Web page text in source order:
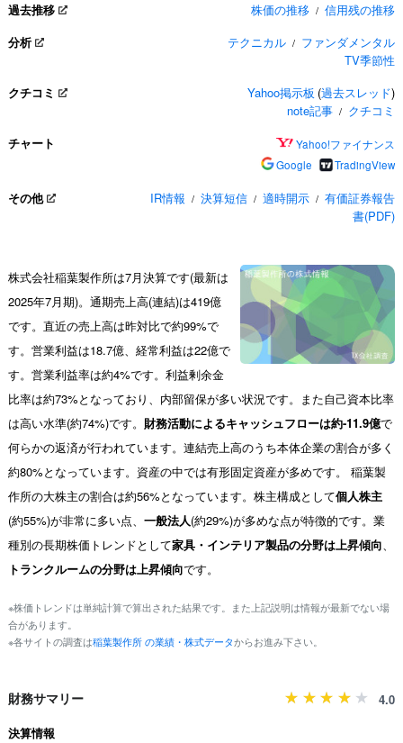
過去推移 株価の推移 / 信用残の推移
分析
テクニカル / ファンダメンタル
TV季節性
クチコミ
Yahoo掲示板 (過去スレッド)
note記事 / クチコミ
チャート
Yahoo!ファイナンス
Google
TradingView
その他 IR情報 / 決算短信 / 適時開示 / 有価証券報告
書(PDF)
株式会社稲葉製作所は7月決算です(最新は
2025年7月期)。通期売上高(連結)は419億
です。直近の売上高は昨対比で約99%で
す。営業利益は18.7億、経常利益は22億で
す。営業利益率は約4%です。利益剰余金
比率は約73%となっており、内部留保が多い状況です。また自己資本比率
は高い水準(約74%)です。 財務活動によるキャッシュフローは約-11.9億で
何らかの返済が行われています。連結売上高のうち本体企業の割合が多く
約80%となっています。資産の中では有形固定資産が多めです。 稲葉製
作所の大株主の割合は約56%となっています。株主構成として個人株主
(約55%)が非常に多い点、 一般法人(約29%)が多めな点が特徴的です。業
種別の長期株価トレンドとして家具・インテリア製品の分野は上昇傾向、
トランクルームの分野は上昇傾向です。
※株価トレンドは単純計算で算出された結果です。また上記説明は情報が最新でない場
合があります。
※各サイトの調査は稲葉製作所 の業績・株式データからお進み下さい。
財務サマリー
4.0
決算情報